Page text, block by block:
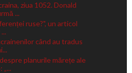
ziua 1052. Donald
...
ruse?", un articol
când au tradus
planurile mărețe ale
„...